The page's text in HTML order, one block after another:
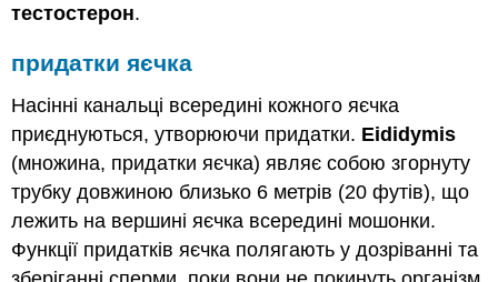
тестостерон.
придатки яєчка
Насінні канальці всередині кожного яєчка
приєднуються, утворюючи придатки. Eididymis
(множина, придатки яєчка) являє собою згорнуту
трубку довжиною близько 6 метрів (20 футів), що
лежить на вершині яєчка всередині мошонки.
Функції придатків яєчка полягають у дозріванні та